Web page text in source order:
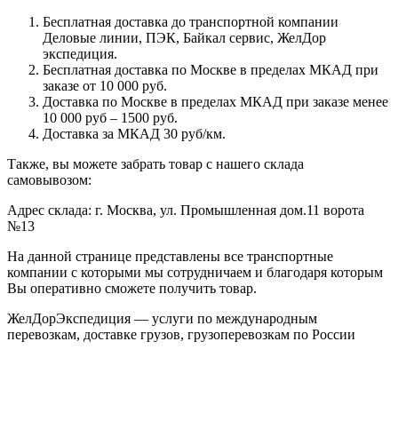
Бесплатная доставка до транспортной компании
Деловые линии, ПЭК, Байкал сервис, ЖелДор
экспедиция.
Бесплатная доставка по Москве в пределах МКАД при
заказе от 10 000 руб.
Доставка по Москве в пределах МКАД при заказе менее
10 000 руб – 1500 руб.
Доставка за МКАД 30 руб/км.
Также, вы можете забрать товар с нашего склада
самовывозом:
Адрес склада: г. Москва, ул. Промышленная дом.11 ворота
№13
На данной странице представлены все транспортные
компании с которыми мы сотрудничаем и благодаря которым
Вы оперативно сможете получить товар.
ЖелДорЭкспедиция — услуги по международным
перевозкам, доставке грузов, грузоперевозкам по России